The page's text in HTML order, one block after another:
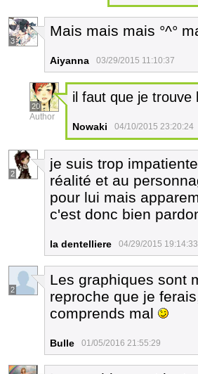
3
Mais mais mais °^°
Aiyanna 03/29/2015 11:10:37
20
Author
il faut que je trouve
Nowaki 04/10/2015 23:20:24
2
je suis trop
réalité et au
pour lui mais
c'est donc bien
la dentelliere 04/29/2015 19:14:33
2
Les graphiques sont
reproche que je
comprends mal
Bulle 01/05/2016 21:55:29